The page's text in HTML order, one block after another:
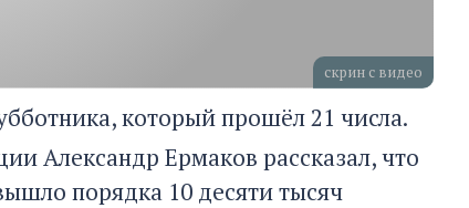
скрин с видео
который прошёл 21 числа.
Александр Ермаков рассказал, что
порядка 10 десяти тысяч